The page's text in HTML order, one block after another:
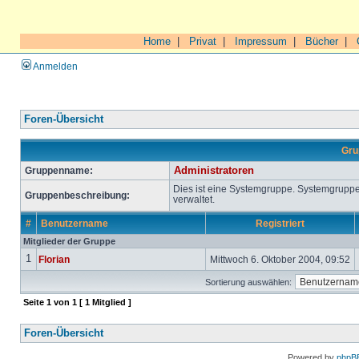
Home Privat Impressum Bücher|
Anmelden
Foren-Übersicht
Gruppenname:
Administratoren
Gruppenbeschreibung:
Dies ist eine Systemgruppe.
verwaltet.
# Benutzername Registriert
Mitglieder der Gruppe
1 Florian Mittwoch 6. Oktober 2004, 09:52
Sortierung auswählen:
Seite 1 von 1 [ 1 Mitglied ]
Foren-Übersicht